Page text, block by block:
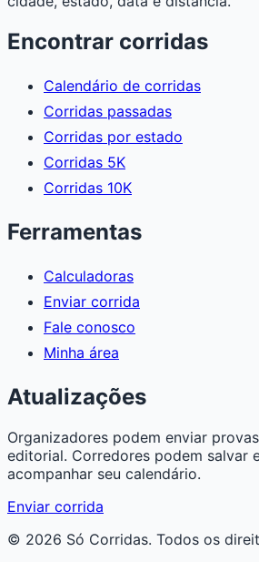
Encontrar corridas
Calendário de corridas
Corridas passadas
Corridas por estado
Corridas 5K
Corridas 10K
Ferramentas
Calculadoras
Enviar corrida
Fale conosco
Minha área
Atualizações
Organizadores podem enviar
editorial. Corredores podem salvar
acompanhar seu calendário.
Enviar corrida
© 2026 Só Corridas. Todos os